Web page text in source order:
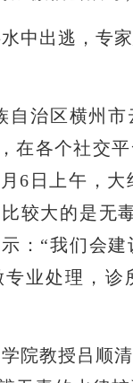
中出逃，专
自治区横州
在各个社交
6日上午，大
较大的是无
：“我们会
业处理，诊
院教授吕顺